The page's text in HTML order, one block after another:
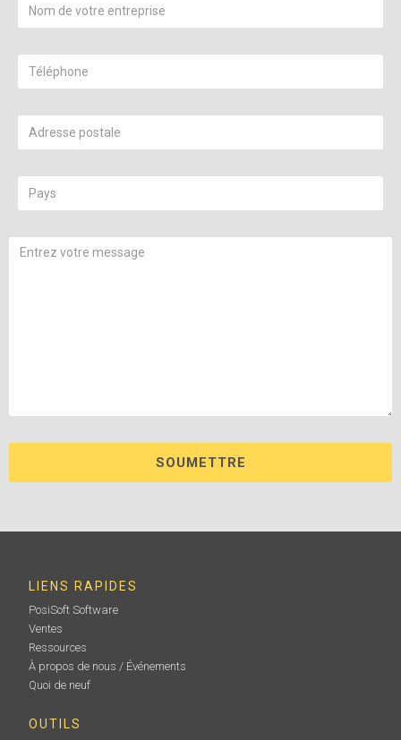
LIENS RAPIDES
PosiSoft Software
Ventes
Ressources
À propos de nous / Événements
Quoi de neuf
OUTILS